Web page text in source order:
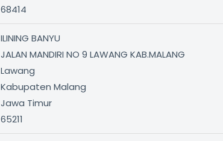
68414
ILINING BANYU
JALAN MANDIRI NO 9 LAWANG KAB.MALANG
Lawang
Kabupaten Malang
Jawa Timur
65211